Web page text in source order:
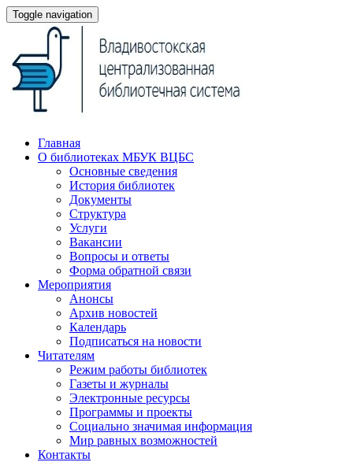
Toggle navigation
Главная
О библиотеках МБУК ВЦБС
Основные сведения
История библиотек
Документы
Структура
Услуги
Вакансии
Вопросы и ответы
Форма обратной связи
Мероприятия
Анонсы
Архив новостей
Календарь
Подписаться на новости
Читателям
Режим работы библиотек
Газеты и журналы
Электронные ресурсы
Программы и проекты
Социально значимая информация
Мир равных возможностей
Контакты